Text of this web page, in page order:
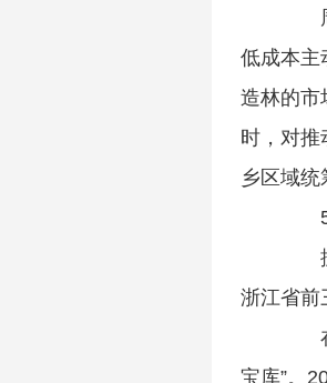
周
低成本主
造林的市
时，对推
乡区域统
50
据
浙江省前
在
宝库”。